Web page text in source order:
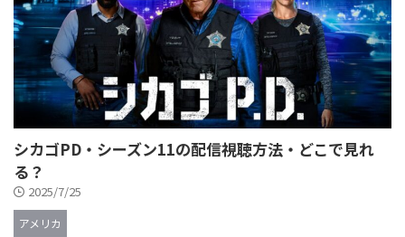
シカゴPD・シーズン11の配信視聴方法・どこで見れ
る？
2025/7/25
アメリカ